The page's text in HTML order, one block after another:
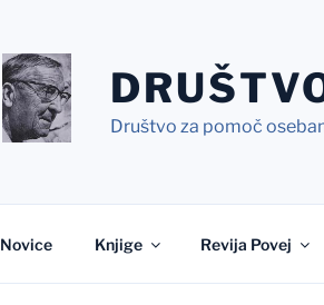
Društvo za pomoč
Novice Knjige Revija Povej